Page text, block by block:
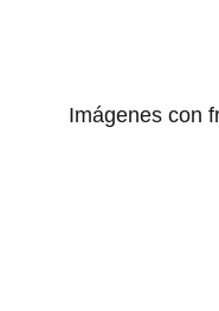
Imágenes con